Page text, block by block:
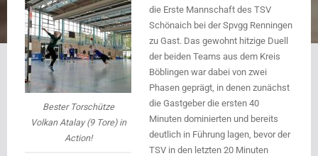
Bester Torschütze
Volkan Atalay (9 Tore) in
Action!
die Erste Mannschaft des TSV
Schönaich bei der Spvgg Renningen
zu Gast. Das gewohnt hitzige Duell
der beiden Teams aus dem Kreis
Böblingen war dabei von zwei
Phasen geprägt, in denen zunächst
die Gastgeber die ersten 40
Minuten dominierten und bereits
deutlich in Führung lagen, bevor der
TSV in den letzten 20 Minuten